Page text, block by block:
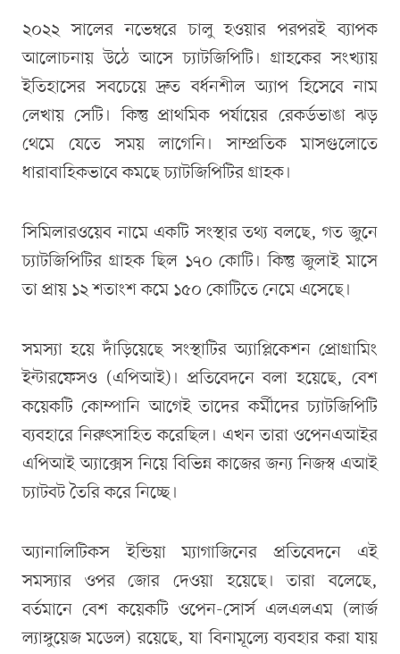
২০২২ সালের নভেম্বরে চালু হওয়ার পরপরই ব্যাপক
আলোচনায় উঠে আসে চ্যাটজিপিটি। গ্রাহকের সংখ্যায়
ইতিহাসের সবচেয়ে দ্রুত বর্ধনশীল অ্যাপ হিসেবে নাম
লেখায় সেটি। কিন্তু প্রাথমিক পর্যায়ের রেকর্ডভাঙা ঝড়
থেমে যেতে সময় লাগেনি। সাম্প্রতিক মাসগুলোতে
ধারাবাহিকভাবে কমছে চ্যাটজিপিটির গ্রাহক।
সিমিলারওয়েব নামে একটি সংস্থার তথ্য বলছে, গত জুনে
চ্যাটজিপিটির গ্রাহক ছিল ১৭০ কোটি। কিন্তু জুলাই মাসে
তা প্রায় ১২ শতাংশ কমে ১৫০ কোটিতে নেমে এসেছে।
সমস্যা হয়ে দাঁড়িয়েছে সংস্থাটির অ্যাপ্লিকেশন প্রোগ্রামিং
ইন্টারফেসও (এপিআই)। প্রতিবেদনে বলা হয়েছে, বেশ
কয়েকটি কোম্পানি আগেই তাদের কর্মীদের চ্যাটজিপিটি
ব্যবহারে নিরুৎসাহিত করেছিল। এখন তারা ওপেনএআইর
এপিআই অ্যাক্সেস নিয়ে বিভিন্ন কাজের জন্য নিজস্ব এআই
চ্যাটবট তৈরি করে নিচ্ছে।
অ্যানালিটিকস ইন্ডিয়া ম্যাগাজিনের প্রতিবেদনে এই
সমস্যার ওপর জোর দেওয়া হয়েছে। তারা বলেছে,
বর্তমানে বেশ কয়েকটি ওপেন-সোর্স এলএলএম (লার্জ
ল্যাঙ্গুয়েজ মডেল) রয়েছে, যা বিনামূল্যে ব্যবহার করা যায়